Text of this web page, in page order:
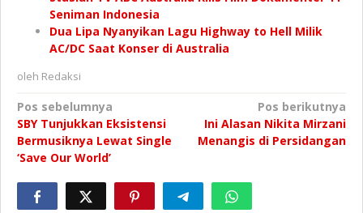
Seniman Indonesia
Dua Lipa Nyanyikan Lagu Highway to Hell Milik
AC/DC Saat Konser di Australia
oleh Redaksi
Navigasi
pos
Pos sebelumnya
SBY Tunjukkan Eksistensi
Bermusiknya Lewat Single
‘Save Our World’
Pos berikutnya
Ini Alasan Nikita Mirzani
Menangis di Persidangan